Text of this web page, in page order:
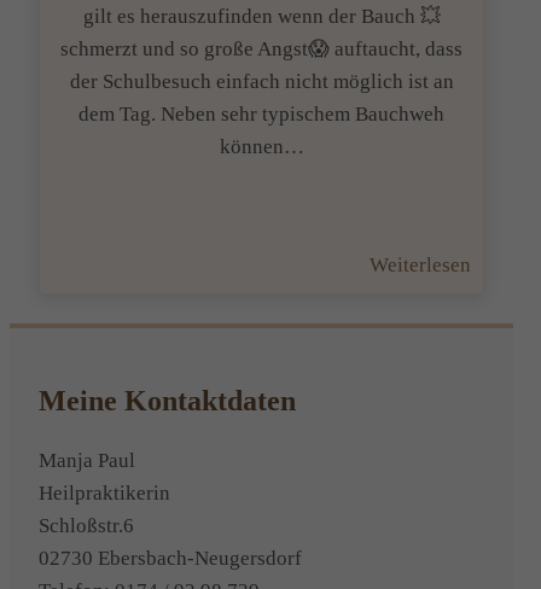
gilt es herauszufinden wenn der Bauch 💥
schmerzt und so große Angst😱 auftaucht, dass
der Schulbesuch einfach nicht möglich ist an
dem Tag. Neben sehr typischem Bauchweh
können…
Weiterlesen
gibt’s
Meine Kontaktdaten
Manja Paul
Heilpraktikerin
Schloßstr.6
02730 Ebersbach-Neugersdorf